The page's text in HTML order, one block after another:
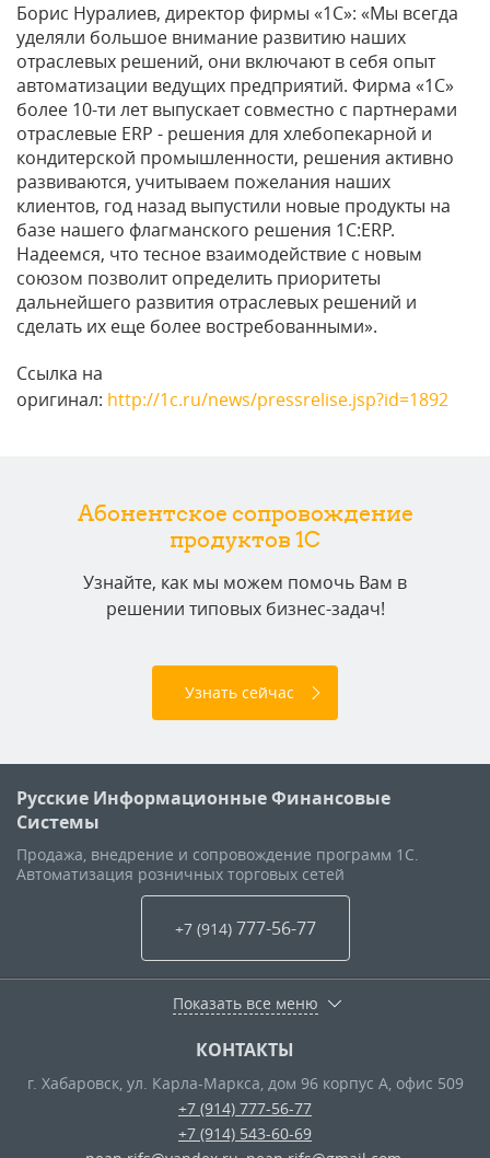
Борис Нуралиев, директор фирмы «1С»: «Мы всегда
уделяли большое внимание развитию наших
отраслевых решений, они включают в себя опыт
автоматизации ведущих предприятий. Фирма «1С»
более 10-ти лет выпускает совместно с партнерами
отраслевые ERP - решения для хлебопекарной и
кондитерской промышленности, решения активно
развиваются, учитываем пожелания наших
клиентов, год назад выпустили новые продукты на
базе нашего флагманского решения 1С:ERP.
Надеемся, что тесное взаимодействие с новым
союзом позволит определить приоритеты
дальнейшего развития отраслевых решений и
сделать их еще более востребованными».
Ссылка на
оригинал: http://1c.ru/news/pressrelise.jsp?id=1892
Абонентское сопровождение
продуктов 1C
Узнайте, как мы можем помочь Вам в
решении типовых бизнес-задач!
Узнать сейчас
Русские Информационные Финансовые
Системы
Продажа, внедрение и сопровождение программ 1С.
Автоматизация розничных торговых сетей
+7 (914) 777-56-77
Показать все меню
КОНТАКТЫ
г. Хабаровск, ул. Карла-Маркса, дом 96 корпус А, офис 509
+7 (914) 777-56-77
+7 (914) 543-60-69